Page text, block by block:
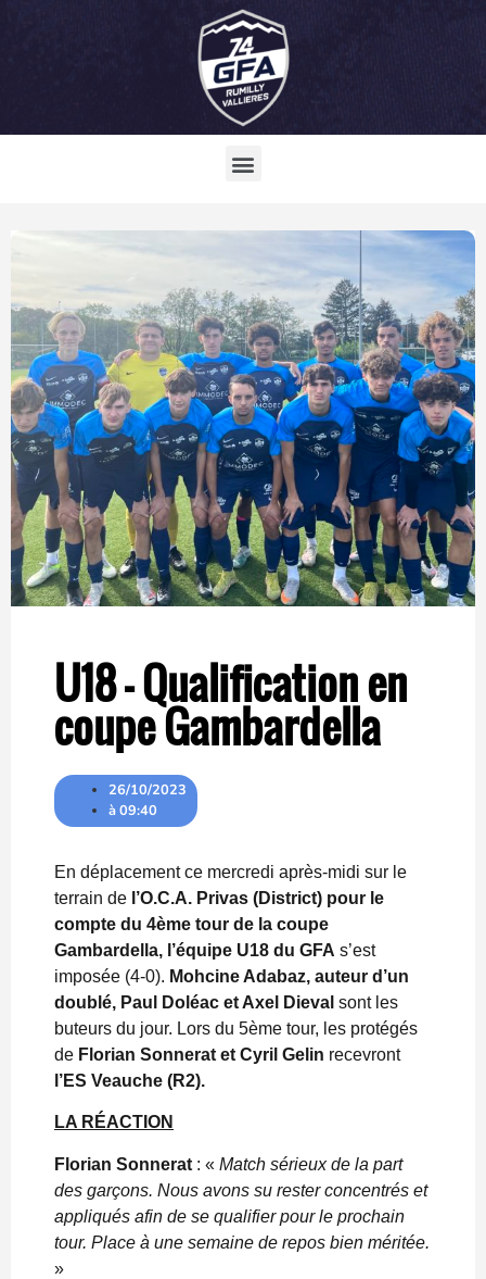
U18 – Qualification en
coupe Gambardella
26/10/2023
à09:40
En déplacement ce mercredi après-midi sur le
terrain de l’O.C.A. Privas (District) pour le
compte du 4ème tour de la coupe
Gambardella, l’équipe U18 du GFA s’est
imposée (4-0). Mohcine Adabaz, auteur d’un
doublé, Paul Doléac et Axel Dieval sont les
buteurs du jour. Lors du 5ème tour, les protégés
de Florian Sonnerat et Cyril Gelin recevront
l’ES Veauche (R2).
LA RÉACTION
Florian Sonnerat : « Match sérieux de la part
des garçons. Nous avons su rester concentrés et
appliqués afin de se qualifier pour le prochain
tour. Place à une semaine de repos bien méritée.
»